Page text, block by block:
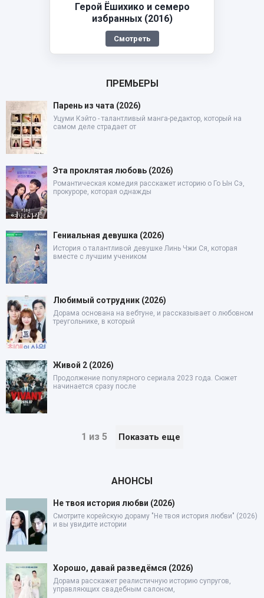
Герой Ёшихико и семеро
избранных (2016)
Смотреть
ПРЕМЬЕРЫ
Парень из чата (2026)
Уцуми Кэйто - талантливый манга-редактор, который на
самом деле страдает от
Эта проклятая любовь (2026)
Романтическая комедия расскажет историю о Го Ын Сэ,
прокуроре, которая однажды
Гениальная девушка (2026)
История о талантливой девушке Линь Чжи Ся, которая
вместе с лучшим учеником
Любимый сотрудник (2026)
Дорама основана на вебтуне, и рассказывает о любовном
треугольнике, в который
Живой 2 (2026)
Продолжение популярного сериала 2023 года. Сюжет
начинается сразу после
1 из 5 Показать еще
АНОНСЫ
Не твоя история любви (2026)
Смотрите корейскую дораму "Не твоя история любви" (2026)
и вы увидите истории
Хорошо, давай разведёмся (2026)
Дорама расскажет реалистичную историю супругов,
управляющих свадебным салоном,